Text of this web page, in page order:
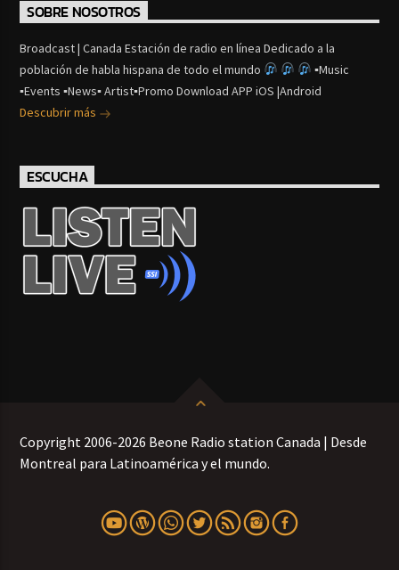
SOBRE NOSOTROS
Broadcast | Canada Estación de radio en línea Dedicado a la
población de habla hispana de todo el mundo
▪Music
▪Events ▪News▪ Artist▪Promo Download APP iOS |Android
Descubrir más
ESCUCHA
Copyright 2006-2026 Beone Radio station Canada | Desde
Montreal para Latinoamérica y el mundo.